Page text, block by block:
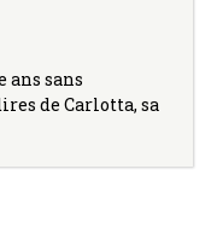
ans sans
de Carlotta, sa